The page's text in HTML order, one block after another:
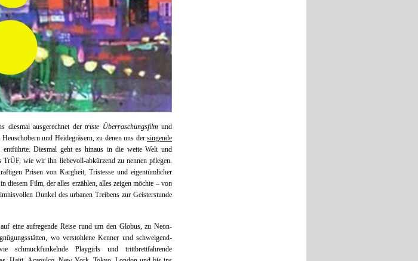
diesmal ausgerechnet dertriste Überraschungsfilm und
und Heidegräsern, zu denen uns der singende
Diesmal geht es hinaus in die weite Welt und
wie wir ihn liebevoll-abkürzend zu nennen pflegen.
Prisen von Kargheit, Tristesse und eigentümlicher
diesem Film, der alles erzählen, alles zeigen möchte – von
Dunkel des urbanen Treibens zur Geisterstunde
eine aufregende Reise rund um den Globus, zu Neon-
wo verstohlene Kenner und schweigend-
schmuckfunkelnde Playgirls und trittbrettfahrende